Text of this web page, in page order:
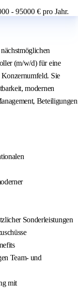
- 95000 € pro Jahr.
(m/w/d) für eine
Sie
modernen
Beteiligungen
Sonderleistungen
Team- und
mit